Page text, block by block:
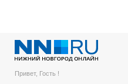
Привет, Гость !